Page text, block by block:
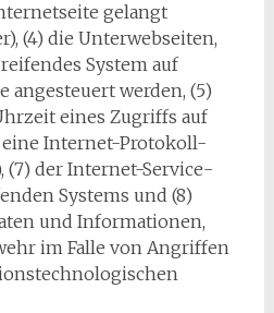
gelangt
(4) die Unterwebseiten,
System auf
angesteuert werden, (5)
eines Zugriffs auf
eine Internet-Protokoll-
(7) der Internet-Service-
Systems und (8)
und Informationen,
im Falle von Angriffen